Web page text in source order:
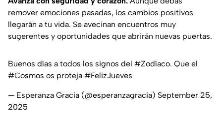
remover emociones pasadas, los cambios positivos
llegarán a tu vida. Se avecinan encuentros muy
sugerentes y oportunidades que abrirán nuevas puertas.
Buenos días a todos los signos del #Zodíaco. Que el
#Cosmos os proteja #FelizJueves
— Esperanza Gracia (@esperanzagracia) September 25,
2025